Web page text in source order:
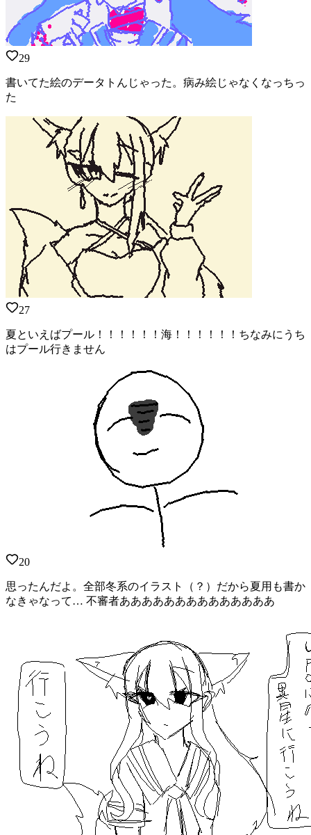
29
書いてた絵のデータトんじゃった。病み絵じゃなくなっちっ
た
27
夏といえばプール！！！！！！海！！！！！！ちなみにうち
はプール行きません
20
思ったんだよ。全部冬系のイラスト（？）だから夏用も書か
なきゃなって… 不審者ああああああああああああああ